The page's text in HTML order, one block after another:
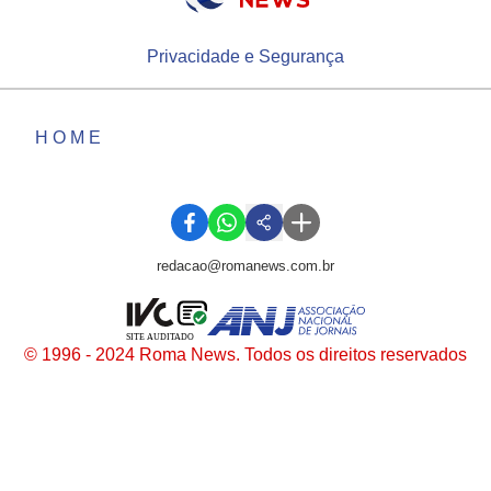
Privacidade e Segurança
HOME
redacao@romanews.com.br
© 1996 - 2024 Roma News. Todos os direitos reservados
SITE AUDITADO